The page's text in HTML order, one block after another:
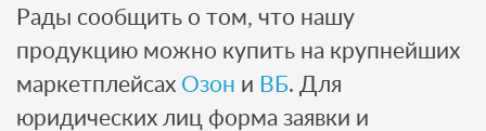
КОНТАКТЫ
Рады сообщить о том, что нашу
продукцию можно купить на крупнейших
маркетплейсах Озон и ВБ. Для
юридических лиц форма заявки и